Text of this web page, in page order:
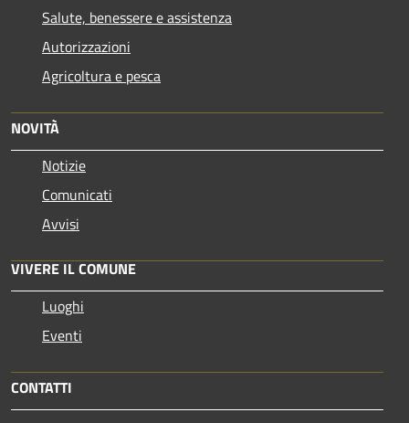
Salute, benessere e assistenza
Autorizzazioni
Agricoltura e pesca
NOVITÀ
Notizie
Comunicati
Avvisi
VIVERE IL COMUNE
Luoghi
Eventi
CONTATTI